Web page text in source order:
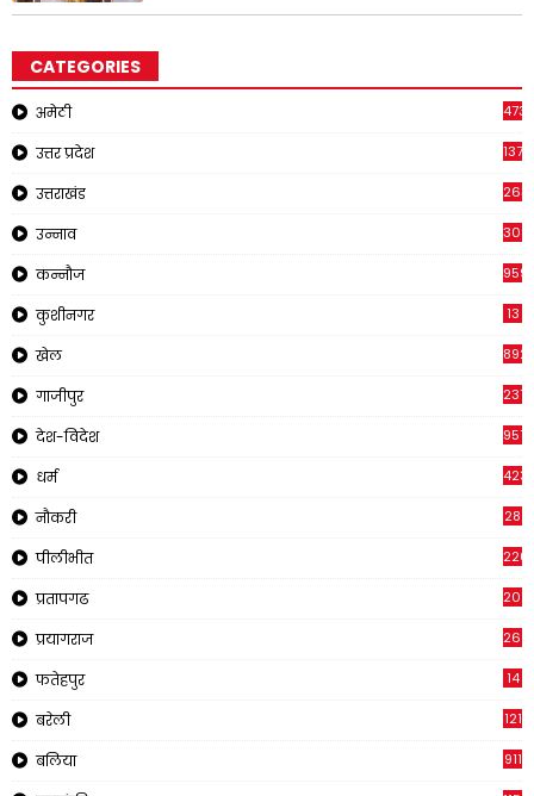
CATEGORIES
अमेठी
उत्तर प्रदेश 1371
उत्तराखंड
उन्नाव 308
कन्नौज 959
कुशीनगर 13
खेल 892
गाजीपुर 237
देश-विदेश 957
धर्म 423
नौकरी 28
पीलीभीत
प्रतापगढ 2011
प्रयागराज 269
फतेहपुर 14
बरेली 121
बलिया 911